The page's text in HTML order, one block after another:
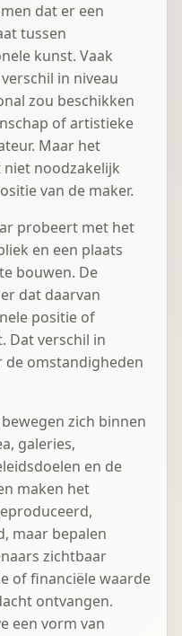
dat er een
tussen
kunst. Vaak
in niveau
zou beschikken
of artistieke
Maar het
noodzakelijk
van de maker.
probeert met het
en een plaats
bouwen. De
dat daarvan
positie of
Dat verschil in
de omstandigheden
zich binnen
galeries,
en de
maken het
maar bepalen
zichtbaar
of financiële waarde
ontvangen.
een vorm van